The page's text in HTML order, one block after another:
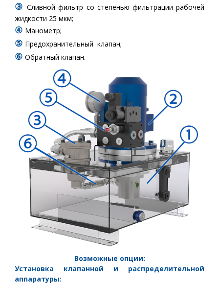
③Сливной фильтр со степенью фильтрации рабочей
жидкости 25 мкм;
④ Манометр;
⑤ Предохранительный клапан;
⑥ Обратный клапан.
Возможные опции:
Установка клапанной и распределительной
аппаратуры: